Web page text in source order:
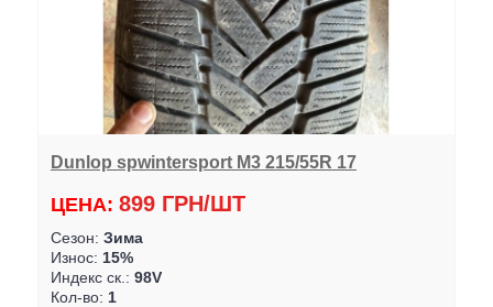
Dunlop spwintersport M3 215/55R 17
ЦЕНА: 899 ГРН/ШТ
Сезон: Зима
Износ: 15%
Индекс ск.: 98V
Кол-во: 1